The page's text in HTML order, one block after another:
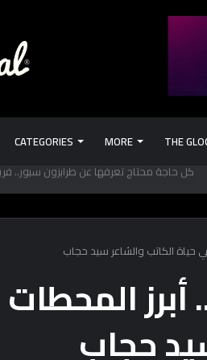
CATEGORIES MORE THE
الكتب دورها إيه؟ تعلمك وتفيدك.. ولا تعلم الـ “AI”؟
حياة الكاتب والشاعر سيد حجاب
حجاب